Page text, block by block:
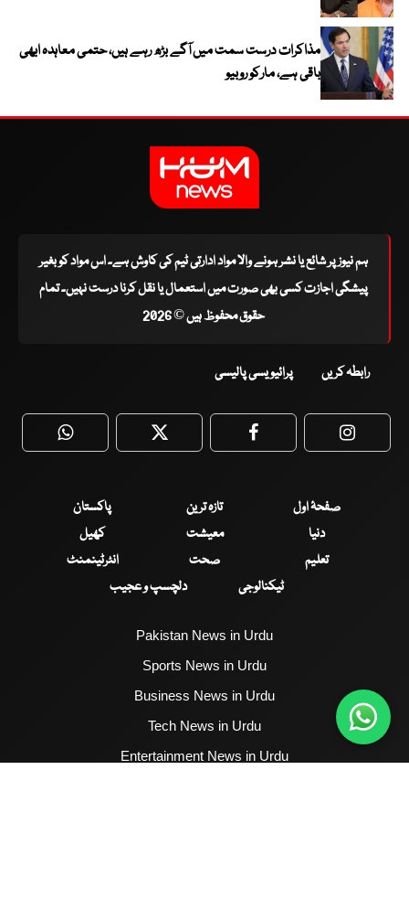
مذاکرات درست سمت میں آگے بڑھ رہے ہیں، حتمی معاہدہ ابھی
باقی ہے، مارکو روبیو
ہم نیوز پر شائع یا نشر ہونے والا مواد ادارتی ٹیم کی کاوش ہے۔ اس مواد کو بغیر
پیشگی اجازت کسی بھی صورت میں استعمال یا نقل کرنا درست نہیں۔ تمام
حقوق محفوظ ہیں © 2026
رابطہ کریں پرائیویسی پالیسی
WhatsApp Twitter Facebook
صفحۂ اول تازہ ترین
پاکستان
دنیا
معیشت
کھیل
تعلیم
صحت
انٹرٹینمنٹ
ٹیکنالوجی
دلچسپ و عجیب
Pakistan News in Urdu
Sports News in Urdu
Business News in Urdu
Tech News in Urdu
Entertainment News in Urdu